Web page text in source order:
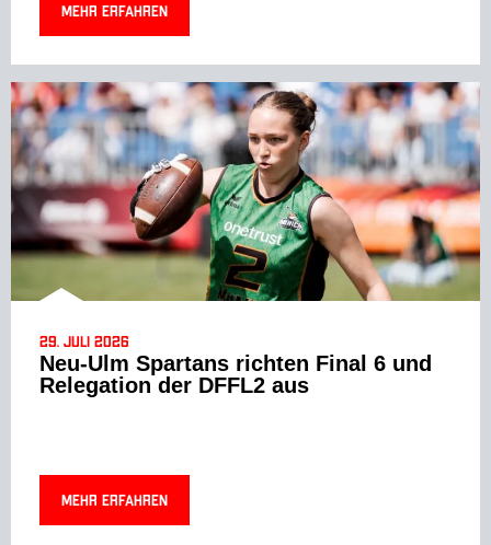
Mehr erfahren
29. Juli 2026
Neu-Ulm Spartans richten Final 6 und
Relegation der DFFL2 aus
Mehr erfahren